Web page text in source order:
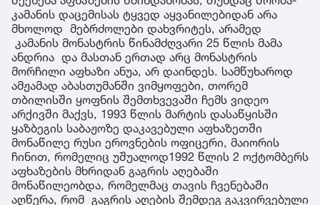
კამანის დაცემისას ტყვედ აყვანილებიდან არა
მხოლოდ მებრძოლები დახვრიტეს, არამედ
კამანის მონასტრის წინამძღვარი 25 წლის მამა
ანდრია და მასთან ერთად არც მონასტრის
მორჩილი აფხაზი ანუა, არ დაინდეს. სამწუხაროდ
ამჟამად აბასთუმანში ვიმყოფები, თორემ
თბილისში ყოფნის შემთხვევაში ჩემს ვიდეო
არქივში მაქვს, 1993 წლის მარტის დასაწყისში
ყაზბეგის საბაჟოზე დაკავებული აფხაზეთში
მონაწილე რუსი ეროვნების ოფიცერი, მაიორის
ჩინით, რომელიც უშუალოდ1992 წლის 2 ოქტომბერს
აფხაზების მხრიდან გაგრის აღებაში
მონაწილეობდა, რომელმაც თავის ჩვენებაში
აღწერა, რომ გაგრის აღების შემდეგ გაკვირვებული